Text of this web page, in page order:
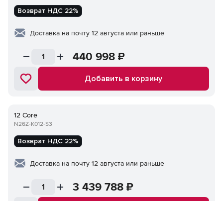
Возврат НДС 22%
Доставка на почту 12 августа или раньше
440 998 ₽
Добавить в корзину
12 Core
N26Z-K012-S3
Возврат НДС 22%
Доставка на почту 12 августа или раньше
3 439 788 ₽